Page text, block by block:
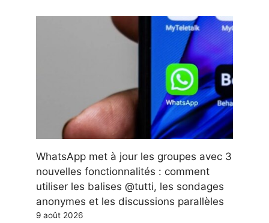
WhatsApp met à jour les groupes avec 3
nouvelles fonctionnalités : comment
utiliser les balises @tutti, les sondages
anonymes et les discussions parallèles
9 août 2026